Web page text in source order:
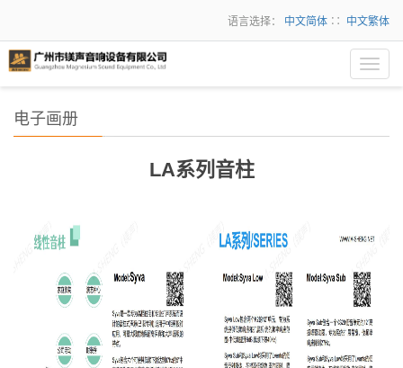
语言选择： 中文简体 ∷ 中文繁体
电子画册
LA系列音柱